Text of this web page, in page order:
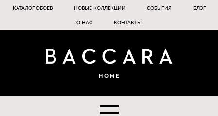
КАТАЛОГ ОБОЕВ НОВЫЕ КОЛЛЕКЦИИ СОБЫТИЯ БЛОГ
О НАС КОНТАКТЫ